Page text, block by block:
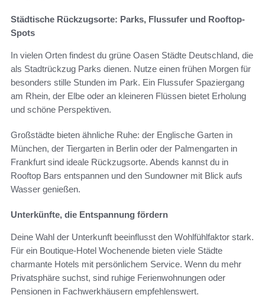
Städtische Rückzugsorte: Parks, Flussufer und Rooftop-
Spots
In vielen Orten findest du grüne Oasen Städte Deutschland, die
als Stadtrückzug Parks dienen. Nutze einen frühen Morgen für
besonders stille Stunden im Park. Ein Flussufer Spaziergang
am Rhein, der Elbe oder an kleineren Flüssen bietet Erholung
und schöne Perspektiven.
Großstädte bieten ähnliche Ruhe: der Englische Garten in
München, der Tiergarten in Berlin oder der Palmengarten in
Frankfurt sind ideale Rückzugsorte. Abends kannst du in
Rooftop Bars entspannen und den Sundowner mit Blick aufs
Wasser genießen.
Unterkünfte, die Entspannung fördern
Deine Wahl der Unterkunft beeinflusst den Wohlfühlfaktor stark.
Für ein Boutique-Hotel Wochenende bieten viele Städte
charmante Hotels mit persönlichem Service. Wenn du mehr
Privatsphäre suchst, sind ruhige Ferienwohnungen oder
Pensionen in Fachwerkhäusern empfehlenswert.